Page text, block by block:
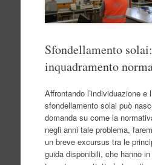
Sfondellamento solai:
inquadramento
Affrontando l’individuazione e
sfondellamento solai può
domanda su come la
negli anni tale problema,
un breve excursus tra le
guida disponibili, che hanno